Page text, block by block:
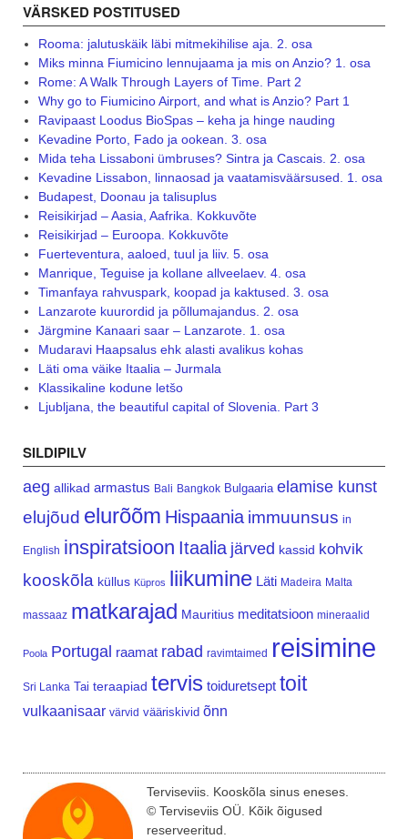
VÄRSKED POSTITUSED
Rooma: jalutuskäik läbi mitmekihilise aja. 2. osa
Miks minna Fiumicino lennujaama ja mis on Anzio? 1. osa
Rome: A Walk Through Layers of Time. Part 2
Why go to Fiumicino Airport, and what is Anzio? Part 1
Ravipaast Loodus BioSpas – keha ja hinge nauding
Kevadine Porto, Fado ja ookean. 3. osa
Mida teha Lissaboni ümbruses? Sintra ja Cascais. 2. osa
Kevadine Lissabon, linnaosad ja vaatamisväärsused. 1. osa
Budapest, Doonau ja talisuplus
Reisikirjad – Aasia, Aafrika. Kokkuvõte
Reisikirjad – Euroopa. Kokkuvõte
Fuerteventura, aaloed, tuul ja liiv. 5. osa
Manrique, Teguise ja kollane allveelaev. 4. osa
Timanfaya rahvuspark, koopad ja kaktused. 3. osa
Lanzarote kuurordid ja põllumajandus. 2. osa
Järgmine Kanaari saar – Lanzarote. 1. osa
Mudaravi Haapsalus ehk alasti avalikus kohas
Läti oma väike Itaalia – Jurmala
Klassikaline kodune letšo
Ljubljana, the beautiful capital of Slovenia. Part 3
SILDIPILV
aeg allikad armastus Bali Bangkok Bulgaaria elamise kunst
elujõud elurõõm Hispaania immuunsus in
English inspiratsioon Itaalia järved kassid kohvik
kooskõla küllus Küpros liikumine Läti Madeira Malta
massaaz matkarajad Mauritius meditatsioon mineraalid
Poola Portugal raamat rabad ravimtaimed reisimine
Sri Lanka Tai teraapiad tervis toiduretsept toit
vulkaanisaar värvid vääriskivid õnn
Terviseviis. Kooskõla sinus eneses.
© Terviseviis OÜ. Kõik õigused
reserveeritud.